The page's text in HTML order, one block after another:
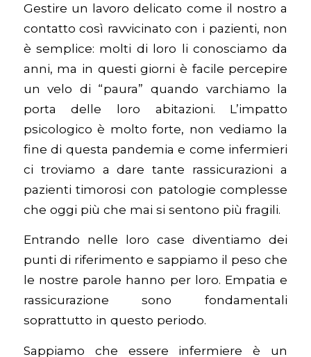
Gestire un lavoro delicato come il nostro a
contatto così ravvicinato con i pazienti, non
è semplice: molti di loro li conosciamo da
anni, ma in questi giorni è facile percepire
un velo di “paura” quando varchiamo la
porta delle loro abitazioni. L’impatto
psicologico è molto forte, non vediamo la
fine di questa pandemia e come infermieri
ci troviamo a dare tante rassicurazioni a
pazienti timorosi con patologie complesse
che oggi più che mai si sentono più fragili.
Entrando nelle loro case diventiamo dei
punti di riferimento e sappiamo il peso che
le nostre parole hanno per loro. Empatia e
rassicurazione sono fondamentali
soprattutto in questo periodo.
Sappiamo che essere infermiere è un